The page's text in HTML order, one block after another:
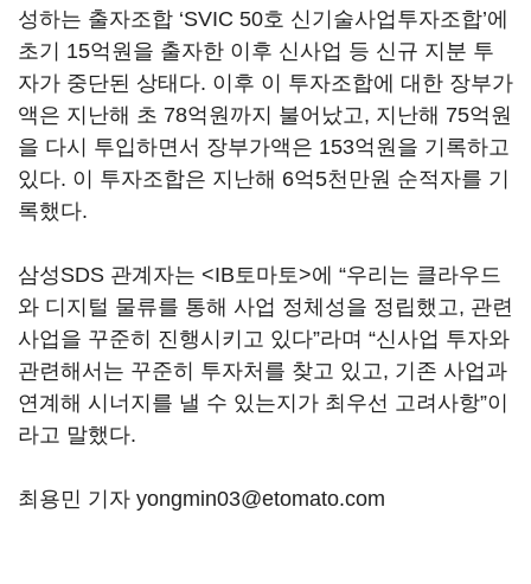
성하는 출자조합 ‘SVIC 50호 신기술사업투자조합’에
초기 15억원을 출자한 이후 신사업 등 신규 지분 투
자가 중단된 상태다. 이후 이 투자조합에 대한 장부가
액은 지난해 초 78억원까지 불어났고, 지난해 75억원
을 다시 투입하면서 장부가액은 153억원을 기록하고
있다. 이 투자조합은 지난해 6억5천만원 순적자를 기
록했다.
삼성SDS 관계자는 <IB토마토>에 “우리는 클라우드
와 디지털 물류를 통해 사업 정체성을 정립했고, 관련
사업을 꾸준히 진행시키고 있다”라며 “신사업 투자와
관련해서는 꾸준히 투자처를 찾고 있고, 기존 사업과
연계해 시너지를 낼 수 있는지가 최우선 고려사항”이
라고 말했다.
최용민 기자 yongmin03@etomato.com